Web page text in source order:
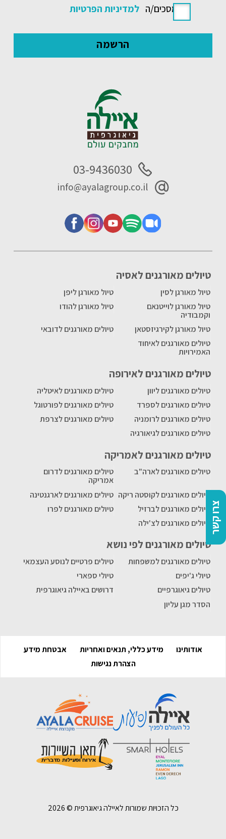
צרו קשר
אני מסכים/ה למדיניות הפרטיות
טיולים מאורגנים לאסיה
טיול מאורגן לסין
טיול מאורגן ליפן
טיול מאורגן לוייטנאם
וקמבודיה
טיול מאורגן להודו
טיול מאורגן לקירגיזסטאן
טיולים מאורגנים לדובאי
טיולים מאורגנים לאיחוד
האמירויות
טיולים מאורגנים לאירופה
טיולים מאורגנים ליוון
טיולים מאורגנים לאיטליה
טיולים מאורגנים לספרד
טיולים מאורגנים לפורטוגל
טיולים מאורגנים לרומניה
טיולים מאורגנים לצרפת
טיולים מאורגנים לגיאורגיה
טיולים מאורגנים לאמריקה
טיולים מאורגנים לארה"ב
טיולים מאורגנים לדרום
אמריקה
טיולים מאורגנים לקוסטה ריקה טיולים מאורגנים לארגנטינה
טיולים מאורגנים לברזיל
טיולים מאורגנים לפרו
טיולים מאורגנים לצ'ילה
טיולים מאורגנים לפי נושא
טיולים מאורגנים למשפחות
טיולים פרטיים לנוסע העצמאי
טיולי ג'יפים
טיולי ספארי
טיולים גיאוגרפיים
דרושים באיילה גיאוגרפית
הסדר מגן עליון
03-9436030
info@ayalagroup.co.il
אודותינו מידע כללי, תנאים ואחריות
אבטחת מידע
הצהרת נגישות
כל הזכויות שמורות לאיילה גיאוגרפית ©2026